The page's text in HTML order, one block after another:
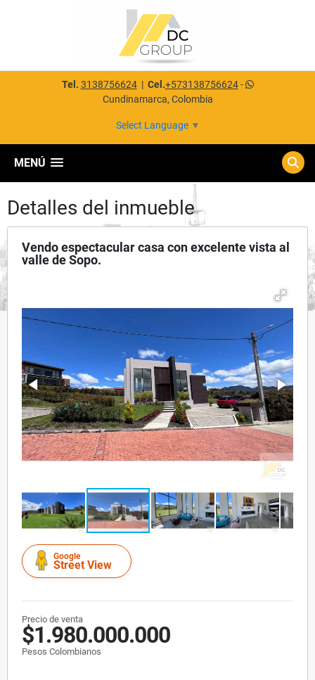
Tel. 3138756624| Cel.+573138756624-
Cundinamarca, Colombia
Select Language ▼
MENÚ
Detalles del inmueble
Vendo espectacular casa con excelente vista al
valle de Sopo.
Google
Street View
Precio de venta
$1.980.000.000
Pesos Colombianos